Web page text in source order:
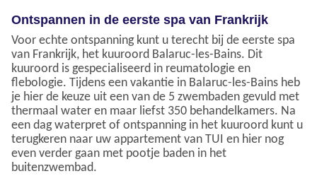
Ontspannen in de eerste spa van Frankrijk
Voor echte ontspanning kunt u terecht bij de eerste spa
van Frankrijk, het kuuroord Balaruc-les-Bains. Dit
kuuroord is gespecialiseerd in reumatologie en
flebologie. Tijdens een vakantie in Balaruc-les-Bains heb
je hier de keuze uit een van de 5 zwembaden gevuld met
thermaal water en maar liefst 350 behandelkamers. Na
een dag waterpret of ontspanning in het kuuroord kunt u
terugkeren naar uw appartement van TUI en hier nog
even verder gaan met pootje baden in het
buitenzwembad.